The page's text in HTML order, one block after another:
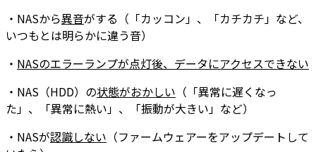
・NASから異音がする（「カッコン」、「カチカチ」など、
いつもとは明らかに違う音）
・ NASのエラーランプが点灯後、 データにアクセスできない
・NAS（HDD）の状態がおかしい （「異常に遅くなっ
た」、「異常に熱い」、「振動が大きい」など）
・NASが認識しない （ファームウェアーをアップデートして